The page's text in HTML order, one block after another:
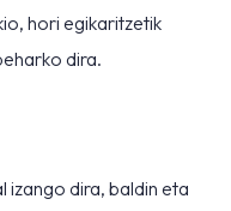
hori egikaritzetik
dira.
izango dira, baldin eta